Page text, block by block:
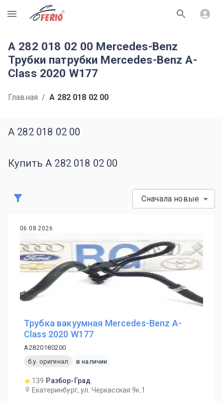
R
A 282 018 02 00 Mercedes-Benz
Трубки патрубки Mercedes-Benz A-
Class 2020 W177
Главная / A 282 018 02 00
A 282 018 02 00
Купить A 282 018 02 00
Сначала новые
06.08.2026
Трубка вакуумная Mercedes-Benz A-
Class 2020 W177
A2820180200
б.у. оригинал
в наличии
139 Разбор-Град
Екатеринбург, ул. Черкасская 9к.1